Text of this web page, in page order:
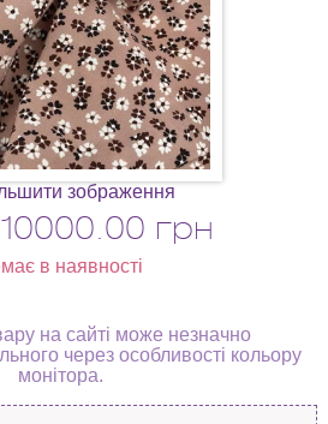
зображення
10000.00 грн
в наявності
на сайті може незначно
через особливості кольору
монітора.